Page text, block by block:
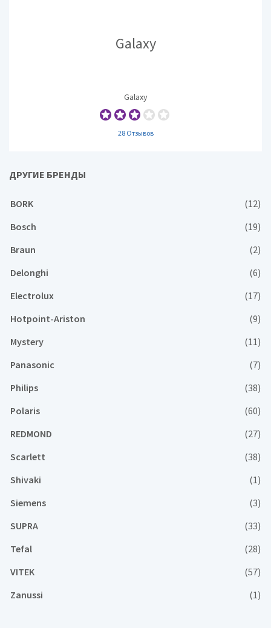
Galaxy
Galaxy
28 Отзывов
ДРУГИЕ БРЕНДЫ
BORK
(12)
Bosch
(19)
Braun
(2)
Delonghi
(6)
Electrolux
(17)
Hotpoint-Ariston
(9)
Mystery
(11)
Panasonic
(7)
Philips
(38)
Polaris
(60)
REDMOND
(27)
Scarlett
(38)
Shivaki
(1)
Siemens
(3)
SUPRA
(33)
Tefal
(28)
VITEK
(57)
Zanussi
(1)